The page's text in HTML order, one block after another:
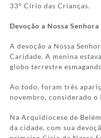
33° Círio das Crianças.
Devoção a Nossa Senhora
A devoção a Nossa
Caridade. A menina
globo terrestre
Ao todo, foram três
novembro, considerado o
Na Arquidiocese de
da cidade, com sua